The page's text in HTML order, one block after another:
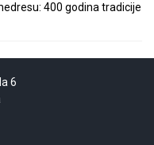
400 godina tradicije
6